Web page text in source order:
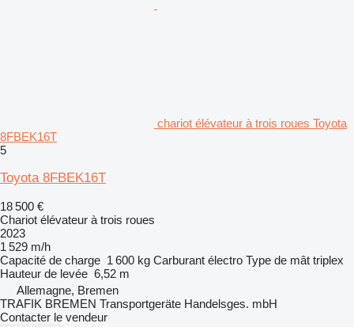
chariot élévateur à trois roues Toyota
8FBEK16T
5
Toyota 8FBEK16T
18 500 €
Chariot élévateur à trois roues
2023
1 529 m/h
Capacité de charge 1 600 kg Carburant électro Type de mât triplex
Hauteur de levée 6,52 m
Allemagne, Bremen
TRAFIK BREMEN Transportgeräte Handelsges. mbH
Contacter le vendeur